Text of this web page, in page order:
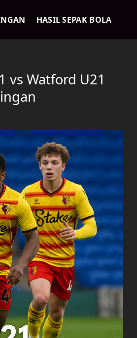
HASIL SEPAK BOLA
vs Watford U21